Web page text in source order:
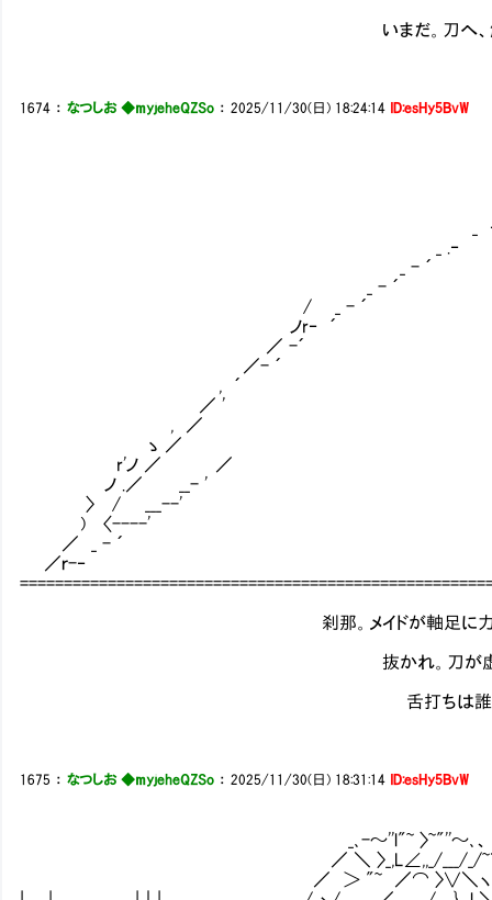
いまだ。刀へ、触れて
1674 ：なつしお ◆myjeheQZSo ：2025/11/30(日) 18:24:14 ID:esHy5BvW
_ ‐
_ .‐
_ - ´
_ - ´
/ _ - ´
ノr‐ ´
／ -´ __
／- ´
, ´
／ '
, ／ 匚 >
ゝ ／ 匚 > ／
r'ノ ／ ／ ／／
ノ .／ __- ' 匸己匕
〉 / ___--'
) 〈----'
／ _ - ´
／ｒ-‐
刹那。メイドが軸足に力を込め、
抜かれ。刀が虚空を走
舌打ちは誰のもの
1675 ：なつしお ◆myjeheQZSo ：2025/11/30(日) 18:31:14 ID:esHy5BvW
_､-～''l"~ 〉~"''～､、
／ ＼ 〉_,L∠,,_/___/_/~7 ､
／ ＞ "~ ／⌒ 〉∨＼ヽ /⌒